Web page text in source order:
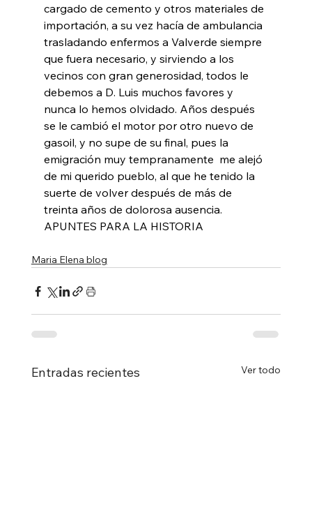
cargado de cemento y otros materiales de
importación, a su vez hacía de ambulancia
trasladando enfermos a Valverde siempre
que fuera necesario, y sirviendo a los
vecinos con gran generosidad, todos le
debemos a D. Luis muchos favores y
nunca lo hemos olvidado. Años después
se le cambió el motor por otro nuevo de
gasoil, y no supe de su final, pues la
emigración muy tempranamente  me alejó
de mi querido pueblo, al que he tenido la
suerte de volver después de más de
treinta años de dolorosa ausencia.
APUNTES PARA LA HISTORIA
Maria Elena blog
Entradas recientes Ver todo